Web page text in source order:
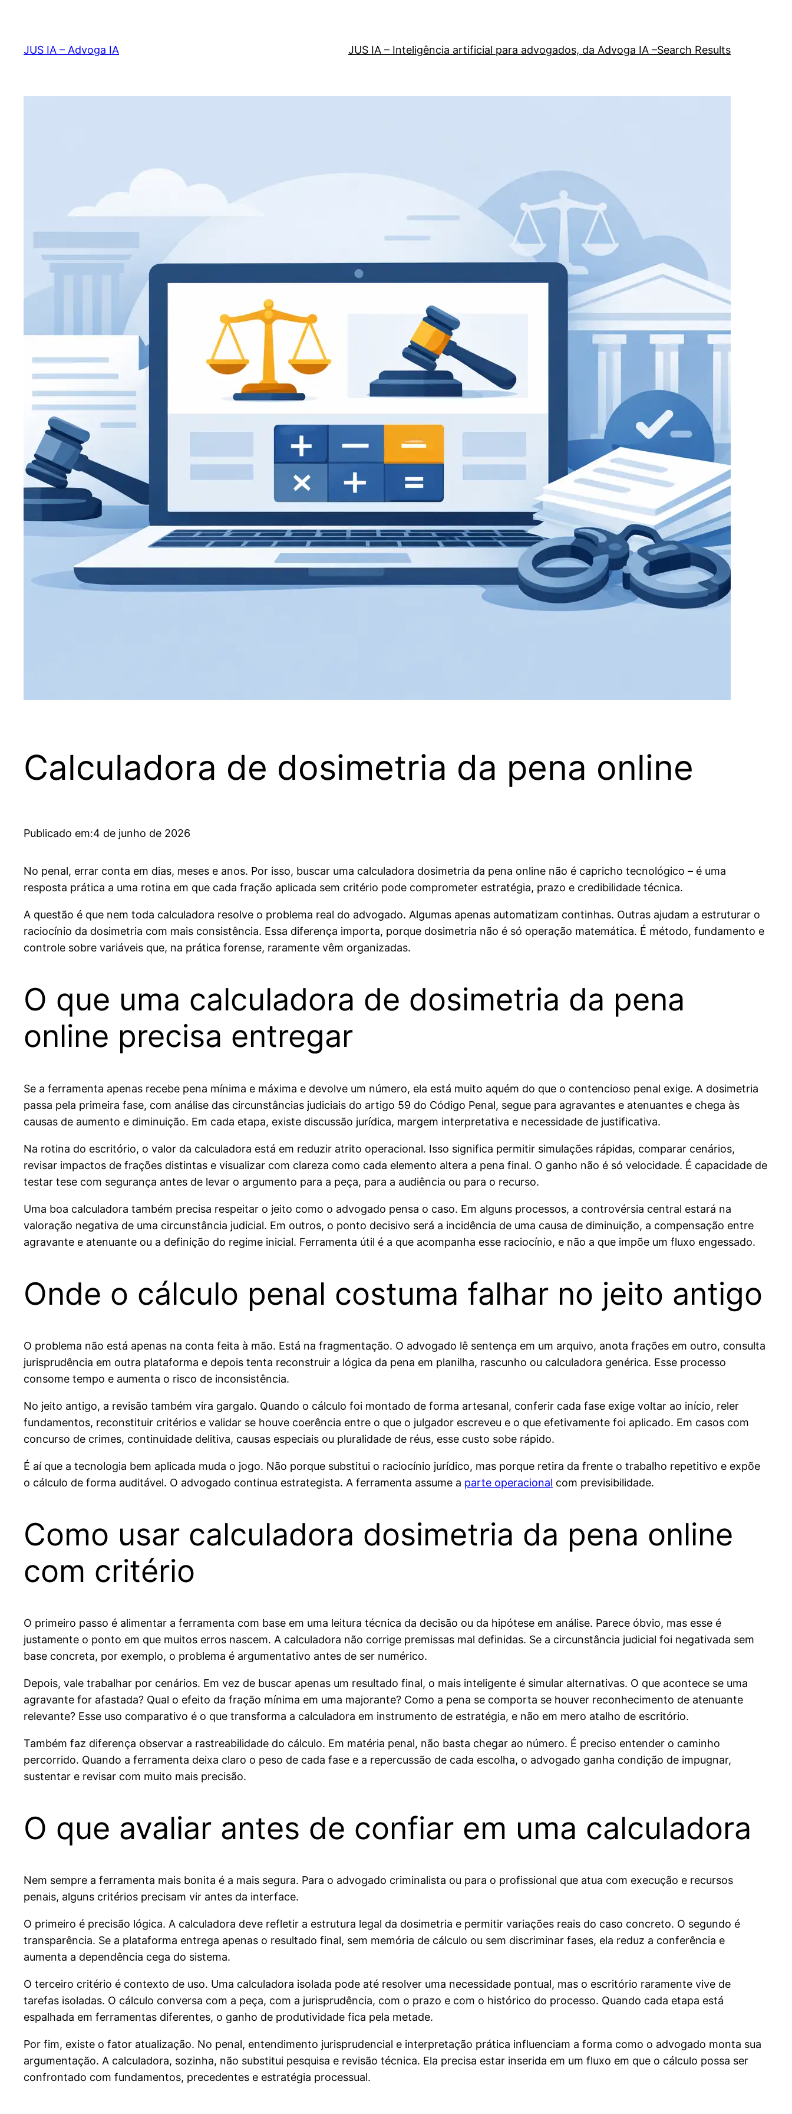
JUS IA – Advoga IA JUS IA – Inteligência artificial para advogados, da Advoga IA –Search Results
Calculadora de dosimetria da pena online
Publicado em:4 de junho de 2026
No penal, errar conta em dias, meses e anos. Por isso, buscar uma calculadora dosimetria da pena online não é capricho tecnológico – é uma
resposta prática a uma rotina em que cada fração aplicada sem critério pode comprometer estratégia, prazo e credibilidade técnica.
A questão é que nem toda calculadora resolve o problema real do advogado. Algumas apenas automatizam continhas. Outras ajudam a estruturar o
raciocínio da dosimetria com mais consistência. Essa diferença importa, porque dosimetria não é só operação matemática. É método, fundamento e
controle sobre variáveis que, na prática forense, raramente vêm organizadas.
O que uma calculadora de dosimetria da pena
online precisa entregar
Se a ferramenta apenas recebe pena mínima e máxima e devolve um número, ela está muito aquém do que o contencioso penal exige. A dosimetria
passa pela primeira fase, com análise das circunstâncias judiciais do artigo 59 do Código Penal, segue para agravantes e atenuantes e chega às
causas de aumento e diminuição. Em cada etapa, existe discussão jurídica, margem interpretativa e necessidade de justificativa.
Na rotina do escritório, o valor da calculadora está em reduzir atrito operacional. Isso significa permitir simulações rápidas, comparar cenários,
revisar impactos de frações distintas e visualizar com clareza como cada elemento altera a pena final. O ganho não é só velocidade. É capacidade de
testar tese com segurança antes de levar o argumento para a peça, para a audiência ou para o recurso.
Uma boa calculadora também precisa respeitar o jeito como o advogado pensa o caso. Em alguns processos, a controvérsia central estará na
valoração negativa de uma circunstância judicial. Em outros, o ponto decisivo será a incidência de uma causa de diminuição, a compensação entre
agravante e atenuante ou a definição do regime inicial. Ferramenta útil é a que acompanha esse raciocínio, e não a que impõe um fluxo engessado.
Onde o cálculo penal costuma falhar no jeito antigo
O problema não está apenas na conta feita à mão. Está na fragmentação. O advogado lê sentença em um arquivo, anota frações em outro, consulta
jurisprudência em outra plataforma e depois tenta reconstruir a lógica da pena em planilha, rascunho ou calculadora genérica. Esse processo
consome tempo e aumenta o risco de inconsistência.
No jeito antigo, a revisão também vira gargalo. Quando o cálculo foi montado de forma artesanal, conferir cada fase exige voltar ao início, reler
fundamentos, reconstituir critérios e validar se houve coerência entre o que o julgador escreveu e o que efetivamente foi aplicado. Em casos com
concurso de crimes, continuidade delitiva, causas especiais ou pluralidade de réus, esse custo sobe rápido.
É aí que a tecnologia bem aplicada muda o jogo. Não porque substitui o raciocínio jurídico, mas porque retira da frente o trabalho repetitivo e expõe
o cálculo de forma auditável. O advogado continua estrategista. A ferramenta assume a parte operacional com previsibilidade.
Como usar calculadora dosimetria da pena online
com critério
O primeiro passo é alimentar a ferramenta com base em uma leitura técnica da decisão ou da hipótese em análise. Parece óbvio, mas esse é
justamente o ponto em que muitos erros nascem. A calculadora não corrige premissas mal definidas. Se a circunstância judicial foi negativada sem
base concreta, por exemplo, o problema é argumentativo antes de ser numérico.
Depois, vale trabalhar por cenários. Em vez de buscar apenas um resultado final, o mais inteligente é simular alternativas. O que acontece se uma
agravante for afastada? Qual o efeito da fração mínima em uma majorante? Como a pena se comporta se houver reconhecimento de atenuante
relevante? Esse uso comparativo é o que transforma a calculadora em instrumento de estratégia, e não em mero atalho de escritório.
Também faz diferença observar a rastreabilidade do cálculo. Em matéria penal, não basta chegar ao número. É preciso entender o caminho
percorrido. Quando a ferramenta deixa claro o peso de cada fase e a repercussão de cada escolha, o advogado ganha condição de impugnar,
sustentar e revisar com muito mais precisão.
O que avaliar antes de confiar em uma calculadora
Nem sempre a ferramenta mais bonita é a mais segura. Para o advogado criminalista ou para o profissional que atua com execução e recursos
penais, alguns critérios precisam vir antes da interface.
O primeiro é precisão lógica. A calculadora deve refletir a estrutura legal da dosimetria e permitir variações reais do caso concreto. O segundo é
transparência. Se a plataforma entrega apenas o resultado final, sem memória de cálculo ou sem discriminar fases, ela reduz a conferência e
aumenta a dependência cega do sistema.
O terceiro critério é contexto de uso. Uma calculadora isolada pode até resolver uma necessidade pontual, mas o escritório raramente vive de
tarefas isoladas. O cálculo conversa com a peça, com a jurisprudência, com o prazo e com o histórico do processo. Quando cada etapa está
espalhada em ferramentas diferentes, o ganho de produtividade fica pela metade.
Por fim, existe o fator atualização. No penal, entendimento jurisprudencial e interpretação prática influenciam a forma como o advogado monta sua
argumentação. A calculadora, sozinha, não substitui pesquisa e revisão técnica. Ela precisa estar inserida em um fluxo em que o cálculo possa ser
confrontado com fundamentos, precedentes e estratégia processual.